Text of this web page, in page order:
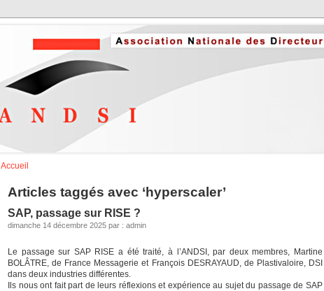
Accueil
Articles taggés avec ‘hyperscaler’
SAP, passage sur RISE ?
dimanche 14 décembre 2025 par : admin
Le passage sur SAP RISE a été traité, à l’ANDSI, par deux membres, Martine
BOLÂTRE, de France Messagerie et François DESRAYAUD, de Plastivaloire, DSI
dans deux industries différentes.
Ils nous ont fait part de leurs réflexions et expérience au sujet du passage de SAP